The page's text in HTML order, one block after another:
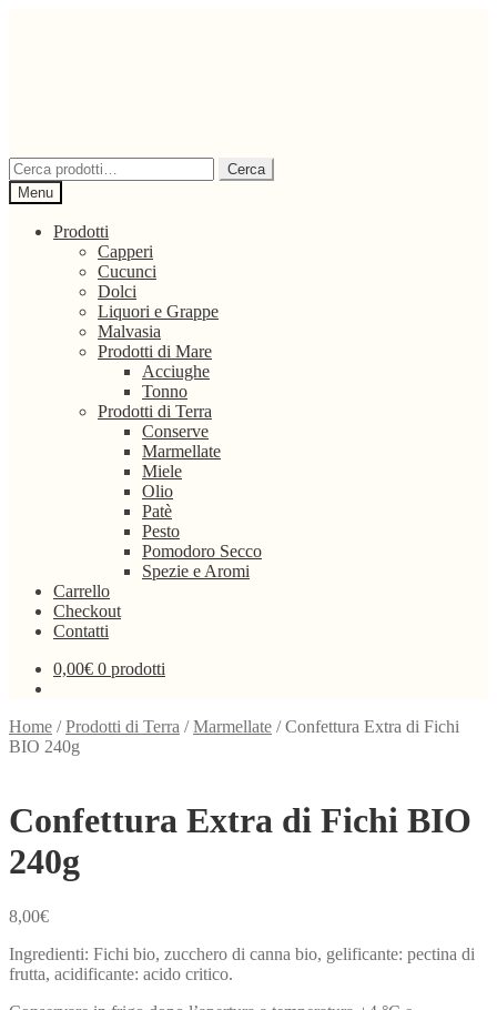
Cerca:
Cerca
Menu
Prodotti
Capperi
Cucunci
Dolci
Liquori e Grappe
Malvasia
Prodotti di Mare
Acciughe
Tonno
Prodotti di Terra
Conserve
Marmellate
Miele
Olio
Patè
Pesto
Pomodoro Secco
Spezie e Aromi
Carrello
Checkout
Contatti
0,00€ 0 prodotti
Home /Prodotti di Terra /Marmellate /Confettura Extra di Fichi
BIO 240g
Confettura Extra di Fichi BIO
240g
8,00€
Ingredienti: Fichi bio, zucchero di canna bio, gelificante: pectina di
frutta, acidificante: acido critico.